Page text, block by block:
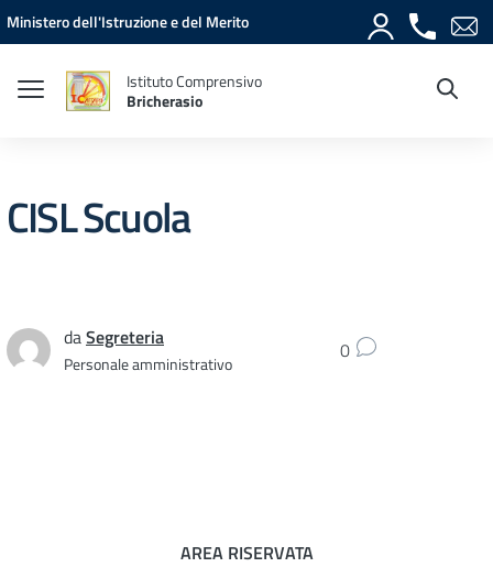
Vai ai contenuti
Vai al menu di navigazione
Vai al footer
Ministero dell'Istruzione e del Merito
Istituto Comprensivo
Bricherasio
CISL Scuola
daSegreteria
Personale amministrativo 0
AREA RISERVATA